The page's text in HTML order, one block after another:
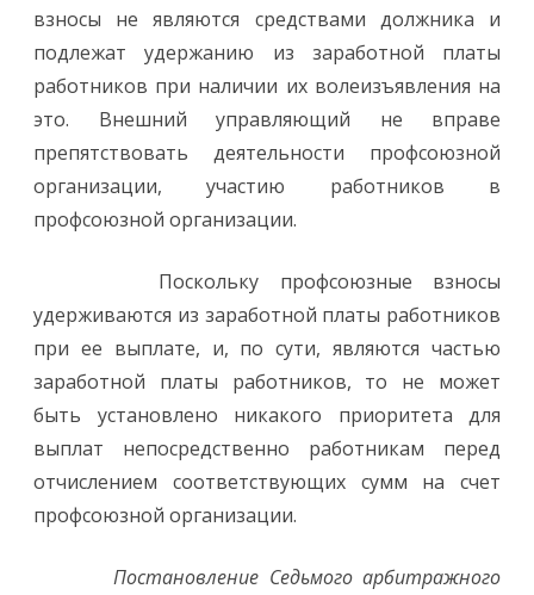
взносы не являются средствами должника и
подлежат удержанию из заработной платы
работников при наличии их волеизъявления на
это. Внешний управляющий не вправе
препятствовать деятельности профсоюзной
организации, участию работников в
профсоюзной организации.
Поскольку профсоюзные взносы
удерживаются из заработной платы работников
при ее выплате, и, по сути, являются частью
заработной платы работников, то не может
быть установлено никакого приоритета для
выплат непосредственно работникам перед
отчислением соответствующих сумм на счет
профсоюзной организации.
Постановление Седьмого арбитражного